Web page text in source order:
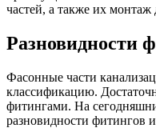
частей, а также их монтаж
Разновидности
Фасонные части
классификацию.
фитингами. На
разновидности фитингов